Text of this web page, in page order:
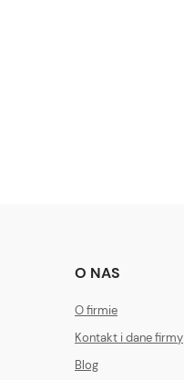
O NAS
O firmie
Kontakt i dane firmy
Blog